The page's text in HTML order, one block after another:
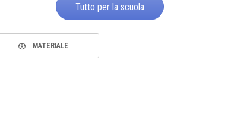
Tutto per la scuola
MATERIALE